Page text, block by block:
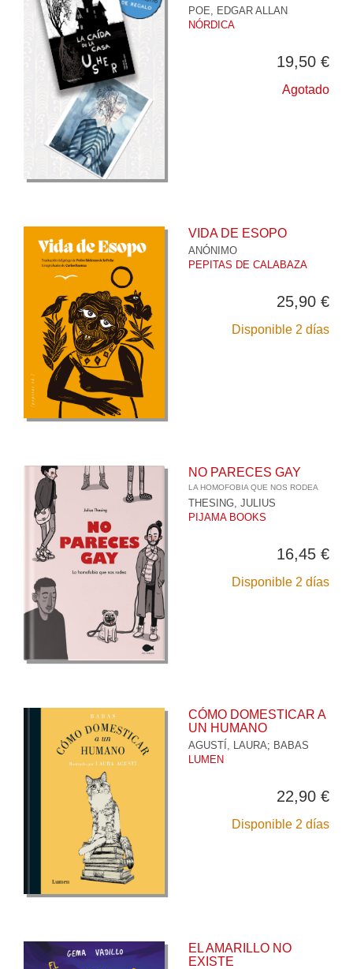
POE, EDGAR ALLAN
NÓRDICA
19,50 €
Agotado
VIDA DE ESOPO
ANÓNIMO
PEPITAS DE CALABAZA
25,90 €
Disponible 2 días
NO PARECES GAY
LA HOMOFOBIA QUE NOS RODEA
THESING, JULIUS
PIJAMA BOOKS
16,45 €
Disponible 2 días
CÓMO DOMESTICAR A
UN HUMANO
AGUSTÍ, LAURA; BABAS
LUMEN
22,90 €
Disponible 2 días
EL AMARILLO NO
EXISTE